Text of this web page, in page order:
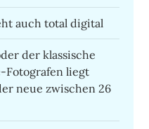
auch total digital
der klassische
Fotografen liegt
neue zwischen 26